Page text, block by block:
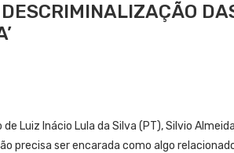
Luiz Inácio Lula da Silva (PT), Silvio
precisa ser encarada como algo